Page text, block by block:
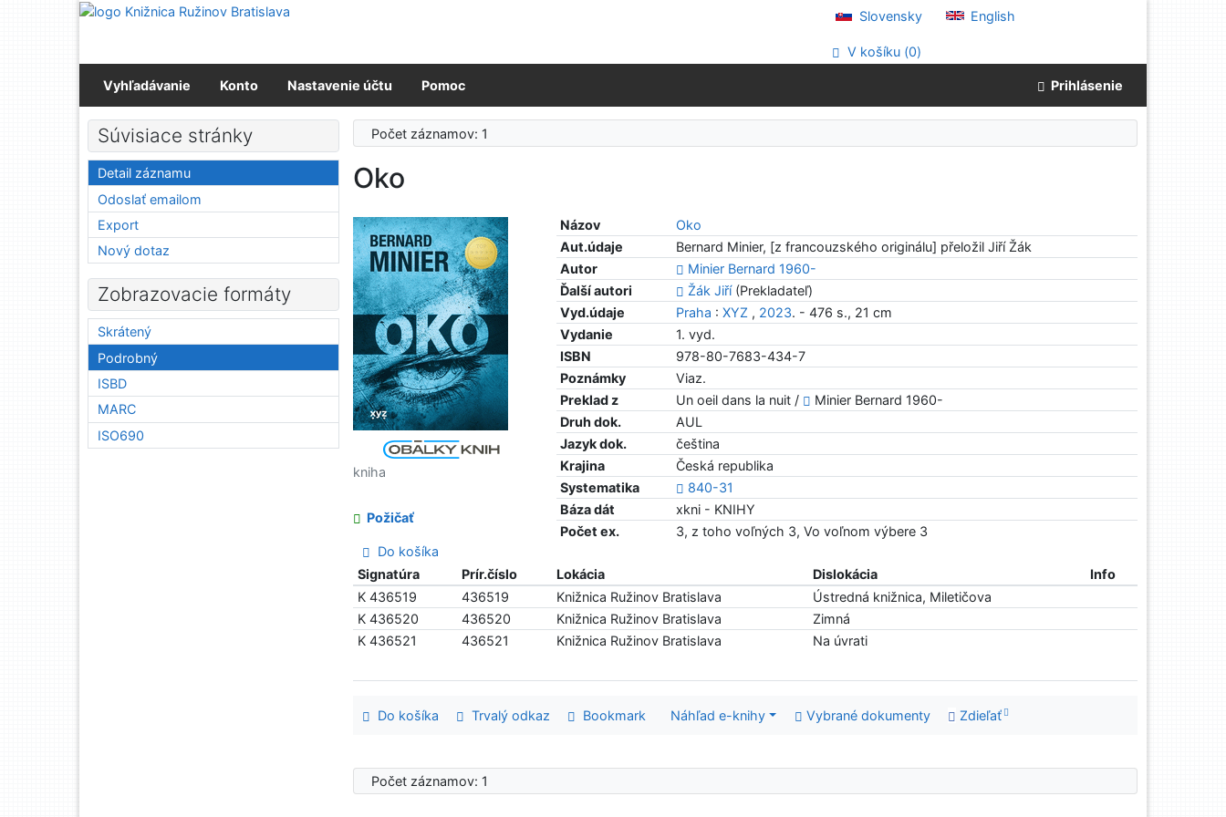
Prejsť na obsah
Slovensky English
V košíku (0)
Vyhľadávanie Konto Nastavenie účtu Pomoc Prihlásenie
Počet záznamov: 1
Oko
Názov
Oko
Aut.údaje
Bernard Minier, [z francouzského originálu] přeložil Jiří Žák
Autor
Minier Bernard 1960-
Ďalší autori
Žák Jiří(Prekladateľ)
Vyd.údaje
Praha :XYZ , 2023. - 476 s., 21 cm
Vydanie
1. vyd.
ISBN
978-80-7683-434-7
Poznámky
Viaz.
Preklad z
Un oeil dans la nuit /
Minier Bernard 1960-
Druh dok.
AUL
Jazyk dok.
čeština
Krajina
Česká republika
Systematika
840-31
Báza dát
xkni - KNIHY
Počet ex.
3, z toho voľných 3, Vo voľnom výbere 3
kniha
Požičať
Do košíka
Signatúra
Prír.číslo Lokácia Dislokácia
Info
K 436519
436519 Knižnica Ružinov Bratislava
Ústredná knižnica, Miletičova
K 436520
436520 Knižnica Ružinov Bratislava
Zimná
K 436521
436521 Knižnica Ružinov Bratislava Na úvrati
Do košíka Trvalý odkaz Bookmark Náhľad e-knihy Vybrané dokumenty Zdieľať
Počet záznamov: 1
Súvisiace stránky
Detail záznamu
Odoslať emailom
Export
Nový dotaz
Zobrazovacie formáty
Skrátený
Podrobný
ISBD
MARC
ISO690